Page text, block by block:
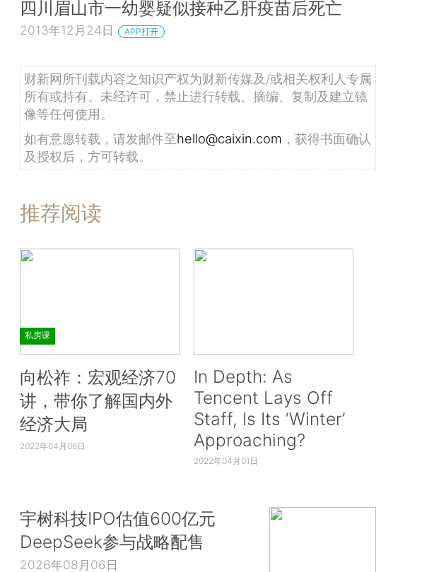
四川眉山市一幼婴疑似接种乙肝疫苗后死亡
2013年12月24日 APP打开
财新网所刊载内容之知识产权为财新传媒及/或相关权利人专属
所有或持有。未经许可，禁止进行转载、摘编、复制及建立镜
像等任何使用。
如有意愿转载，请发邮件至hello@caixin.com ，获得书面确认
及授权后，方可转载。
推荐阅读
私房课
向松祚：宏观经济70
讲，带你了解国内外
经济大局
2022年04月06日
In Depth: As
Tencent Lays Off
Staff, Is Its ‘Winter’
Approaching?
2022年04月01日
宇树科技IPO估值600亿元
DeepSeek参与战略配售
2026年08月06日